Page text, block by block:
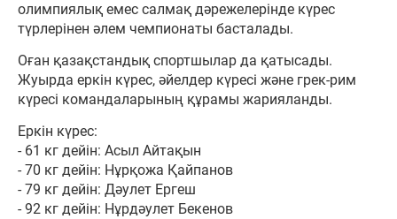
олимпиялық емес салмақ дәрежелерінде күрес
түрлерінен әлем чемпионаты басталады.
Оған қазақстандық спортшылар да қатысады.
Жуырда еркін күрес, әйелдер күресі және грек-рим
күресі командаларының құрамы жарияланды.
Еркін күрес:
- 61 кг дейін: Асыл Айтақын
- 70 кг дейін: Нұрқожа Қайпанов
- 79 кг дейін: Дәулет Ергеш
- 92 кг дейін: Нұрдәулет Бекенов